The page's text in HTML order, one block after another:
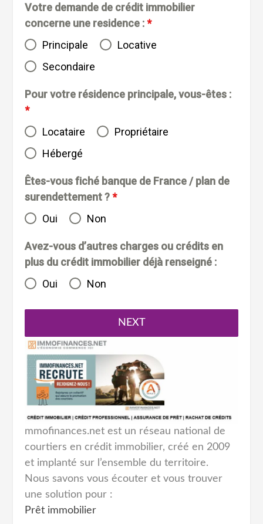
Votre demande de crédit immobilier
concerne une residence :*
Principale
Locative
Secondaire
Pour votre résidence principale, vous-êtes :
*
Locataire
Propriétaire
Hébergé
Êtes-vous fiché banque de France / plan de
surendettement ?*
Oui
Non
Avez-vous d’autres charges ou crédits en
plus du crédit immobilier déjà renseigné :
Oui
Non
NEXT
mmofinances.net est un réseau national de
courtiers en crédit immobilier, créé en 2009
et implanté sur l’ensemble du territoire.
Nous savons vous écouter et vous trouver
une solution pour :
Prêt immobilier